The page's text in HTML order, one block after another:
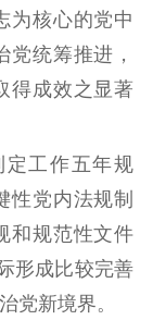
作品著作权
服务管理
案管理系统
政工继续教育学
习平台
系统
核心的党中
统筹推进，
得成效之显著
工作五年规
性党内法规制
和规范性文件
形成比较完善
党新境界。